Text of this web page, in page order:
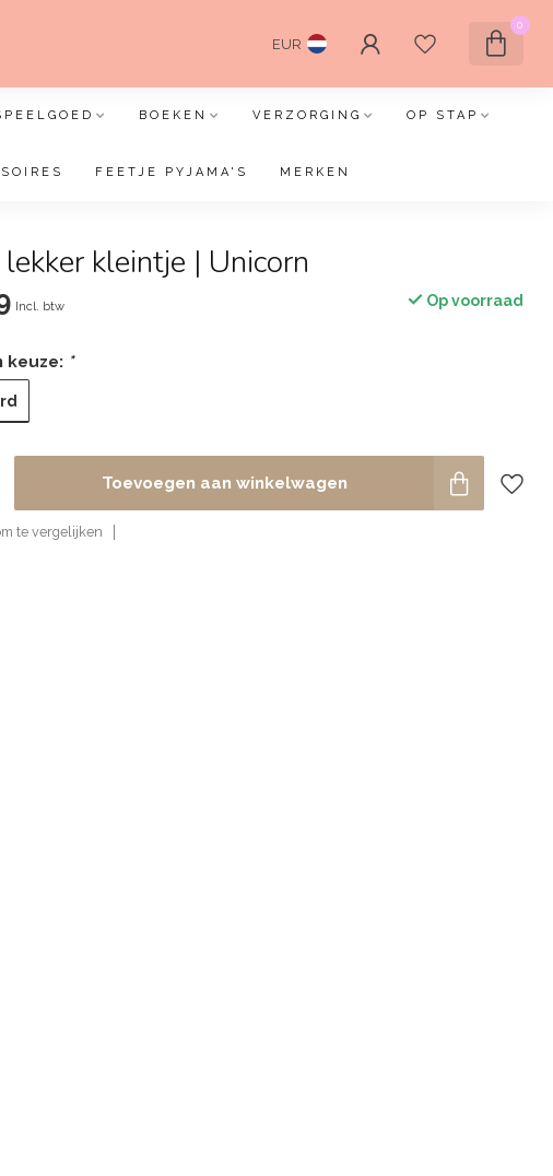
EUR
0
BOEKEN VERZORGING OP STAP
FEETJE PYJAMA'S MERKEN
kleintje | Unicorn
Incl. btw Op voorraad
keuze: *
Toevoegen aan winkelwagen
te vergelijken